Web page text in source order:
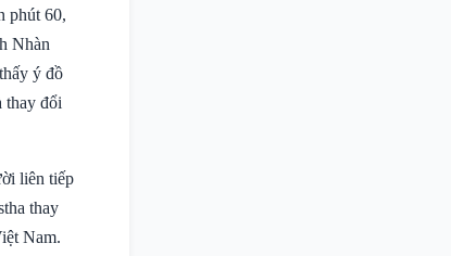
phút 60,
Nhàn
ý đồ
thay đổi
liên tiếp
thay
Nam.